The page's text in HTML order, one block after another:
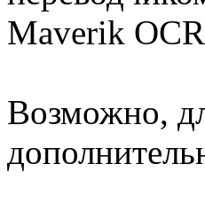
Maverik
Возможно,